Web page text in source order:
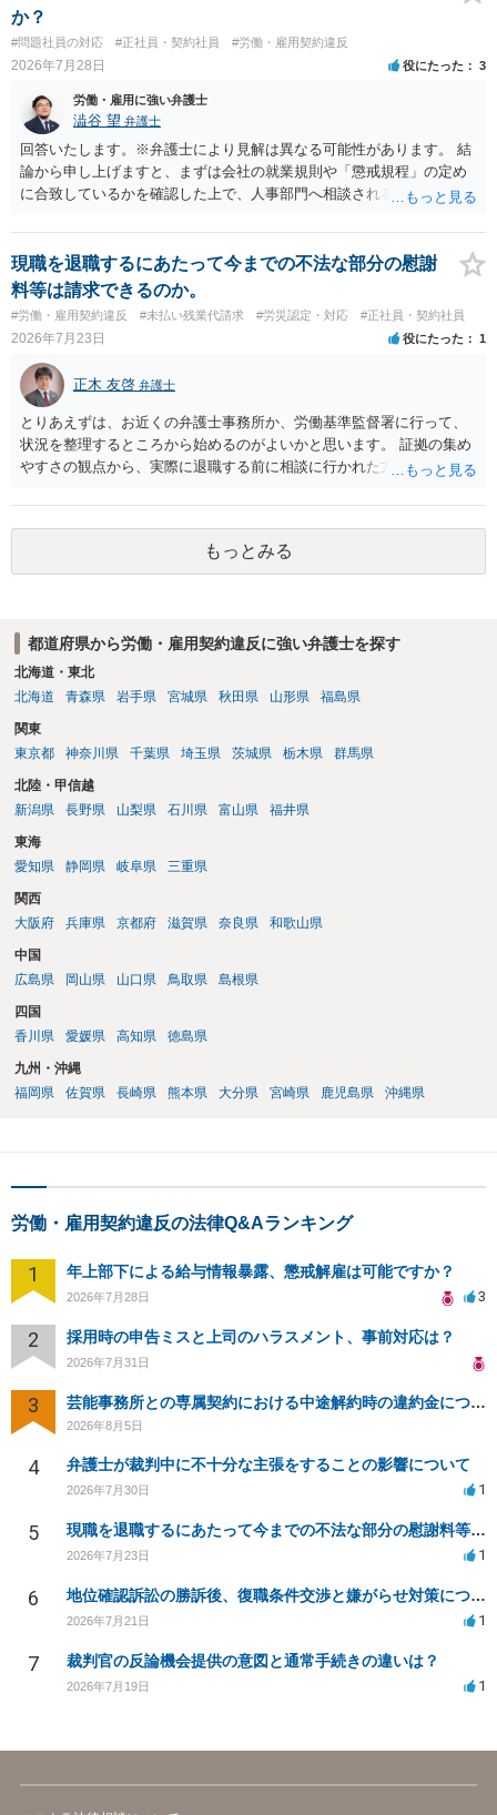
か？
#問題社員の対応 #正社員・契約社員 #労働・雇用契約違反
2026年7月28日 役にたった 3
労働・雇用に強い弁護士
澁谷 望 弁護士
回答いたします。※弁護士により見解は異なる可能性があります。 結
論から申し上げますと、まずは会社の就業規則や「懲戒規程」の定め
に合致しているかを確認した上で、人事部門へ相談されることが最優
ものの、重い懲戒処分の対象には十分なり得ます。 名誉や評価の回復
については、会社側に「部下の不正行為による情報漏洩」と正式に認
定させ、誤認した他部署への適切なフォローや周知を求めるのが有効
です。 あるいは、懲戒があったことを社内で周知される手続があるの
ならば、それにより軽微ながら回復はできるかもしれません。 さらに
個人としても、相手に対してプライバシー侵害等に基づく損害賠償
（慰謝料）を請求する選択肢がありえます（ただし、金額は多額にな
らない可能性があります。）。
現職を退職するにあたって今までの不法な部分の慰謝
料等は請求できるのか。
#労働・雇用契約違反 #未払い残業代請求 #労災認定・対応 #正社員・契約社員
2026年7月23日 役にたった 1
正木 友啓 弁護士
とりあえずは、お近くの弁護士事務所か、労働基準監督署に行って、
状況を整理するところから始めるのがよいかと思います。 証拠の集め
やすさの観点から、実際に退職する前に相談に行かれた方がよいかと
もっとみる
都道府県から労働・雇用契約違反に強い弁護士を探す
北海道・東北
北海道
青森県 岩手県 宮城県 秋田県 山形県 福島県
関東
東京都
神奈川県 千葉県 埼玉県 茨城県 栃木県 群馬県
北陸・甲信越
新潟県
長野県 山梨県 石川県 富山県 福井県
東海
愛知県
静岡県 岐阜県 三重県
関西
大阪府
兵庫県 京都府 滋賀県 奈良県 和歌山県
中国
広島県
岡山県 山口県 鳥取県 島根県
四国
香川県
愛媛県 高知県 徳島県
九州・沖縄
福岡県
佐賀県 長崎県 熊本県 大分県 宮崎県 鹿児島県 沖縄県
労働・雇用契約違反の法律Q&Aランキング
1 年上部下による給与情報暴露、懲戒解雇は可能ですか？
2026年7月28日 3
2 採用時の申告ミスと上司のハラスメント、事前対応は？
2026年7月31日
3 芸能事務所との専属契約における中途解約時の違約金について相談したいです
2026年8月5日
4 弁護士が裁判中に不十分な主張をすることの影響について
2026年7月30日 1
5 現職を退職するにあたって今までの不法な部分の慰謝料等は請求できるのか。
2026年7月23日 1
6 地位確認訴訟の勝訴後、復職条件交渉と嫌がらせ対策について
2026年7月21日 1
7 裁判官の反論機会提供の意図と通常手続きの違いは？
2026年7月19日 1